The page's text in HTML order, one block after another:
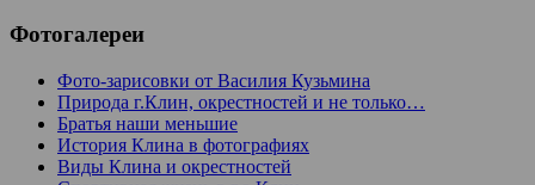
Фотогалереи
Фото-зарисовки от Василия Кузьмина
Природа г.Клин, окрестностей и не только…
Братья наши меньшие
История Клина в фотографиях
Виды Клина и окрестностей